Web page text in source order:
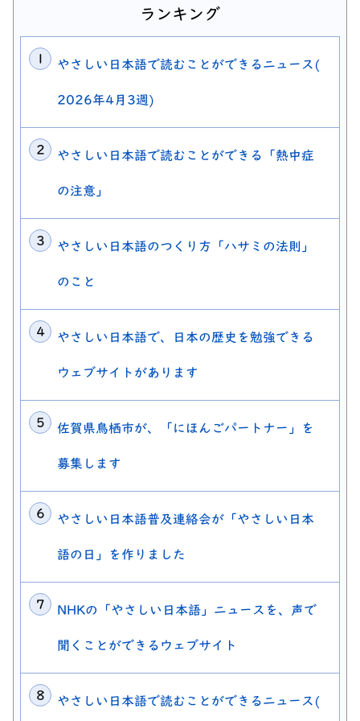
ランキング
やさしい日本語で読むことができるニュース(
2026年4月3週)
やさしい日本語で読むことができる「熱中症
の注意」
やさしい日本語のつくり方「ハサミの法則」
のこと
やさしい日本語で、日本の歴史を勉強できる
ウェブサイトがあります
佐賀県鳥栖市が、「にほんごパートナー」を
募集します
やさしい日本語普及連絡会が「やさしい日本
語の日」を作りました
NHKの「やさしい日本語」ニュースを、声で
聞くことができるウェブサイト
やさしい日本語で読むことができるニュース(